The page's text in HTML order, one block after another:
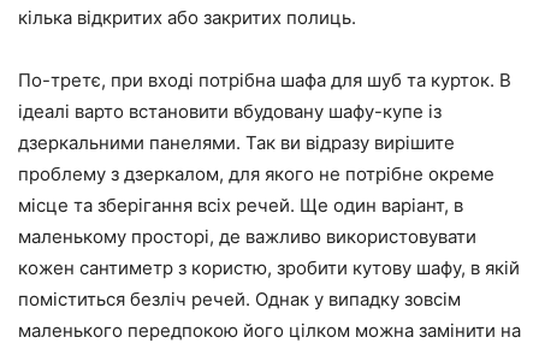
кілька відкритих або закритих полиць.
По-третє, при вході потрібна шафа для шуб та курток. В
ідеалі варто встановити вбудовану шафу-купе із
дзеркальними панелями. Так ви відразу вирішите
проблему з дзеркалом, для якого не потрібне окреме
місце та зберігання всіх речей. Ще один варіант, в
маленькому просторі, де важливо використовувати
кожен сантиметр з користю, зробити кутову шафу, в якій
поміститься безліч речей. Однак у випадку зовсім
маленького передпокою його цілком можна замінити на